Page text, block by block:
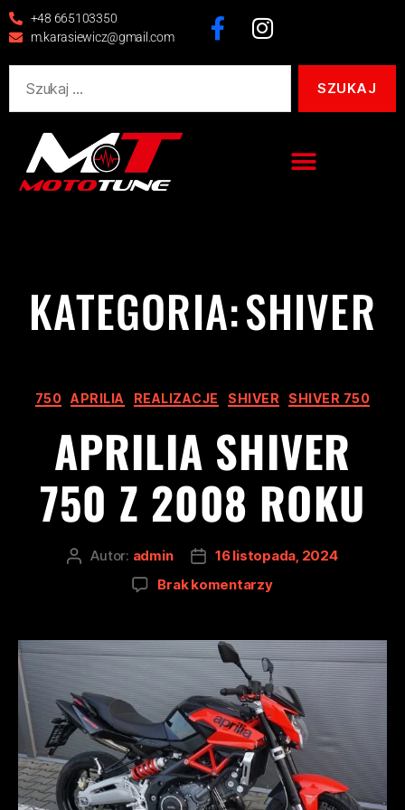
+48 665103350
m.karasiewicz@gmail.com
KATEGORIA:SHIVER
750 APRILIA REALIZACJE SHIVER SHIVER 750
APRILIA SHIVER
750 Z 2008 ROKU
Autor: admin
16 listopada, 2024
Brak komentarzy